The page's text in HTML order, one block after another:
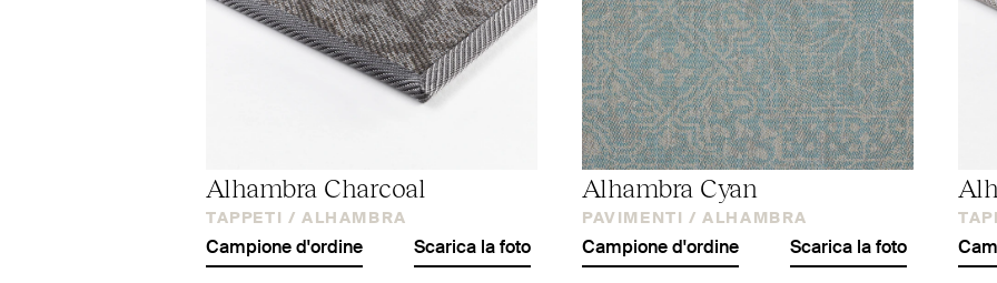
Alhambra Charcoal
TAPPETI / ALHAMBRA
Campione d'ordine Scarica la foto
Alhambra Cyan
PAVIMENTI / ALHAMBRA
Campione d'ordine Scarica la foto